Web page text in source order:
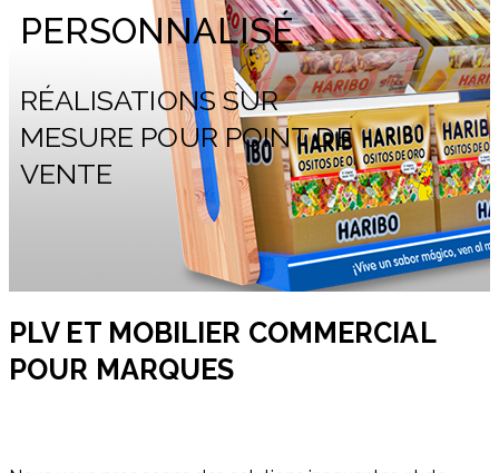
PERSONNALISÉ
RÉALISATIONS SUR
MESURE POUR POINT DE
VENTE
PLV ET MOBILIER COMMERCIAL
POUR MARQUES